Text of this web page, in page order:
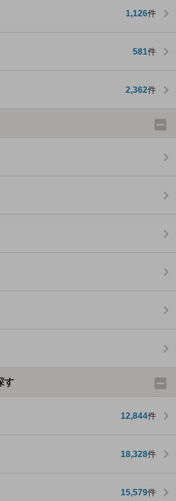
1,126件
581件
2,362件
す
12,844件
18,328件
15,579件